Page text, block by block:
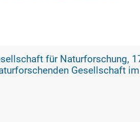
1762 - Vortragsveranstaltungen der
Gesellschaft